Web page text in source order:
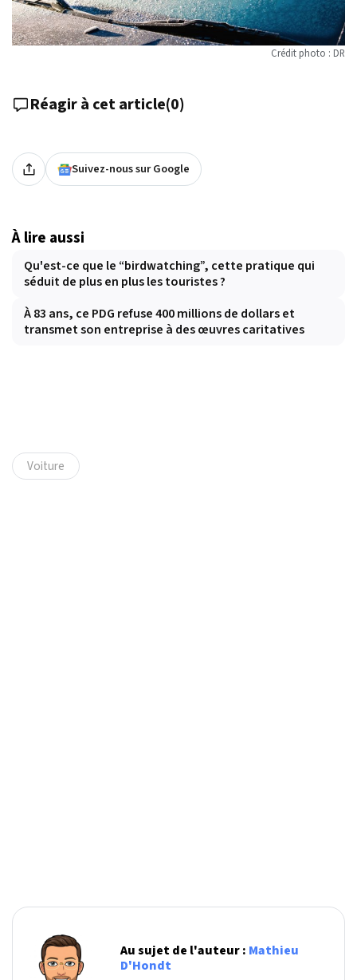
Crédit photo : DR
Réagir à cet article(0)
Suivez-nous sur Google
À lire aussi
Qu'est-ce que le “birdwatching”, cette pratique qui
séduit de plus en plus les touristes ?
À 83 ans, ce PDG refuse 400 millions de dollars et
transmet son entreprise à des œuvres caritatives
Voiture
Au sujet de l'auteur : Mathieu
D'Hondt